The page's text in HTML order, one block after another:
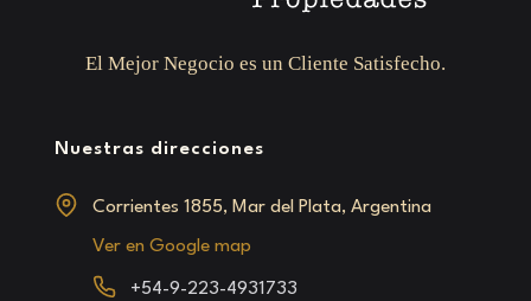
El Mejor Negocio es un Cliente Satisfecho.
Nuestras direcciones
Corrientes 1855, Mar del Plata, Argentina
Ver en Google map
+54-9-223-4931733